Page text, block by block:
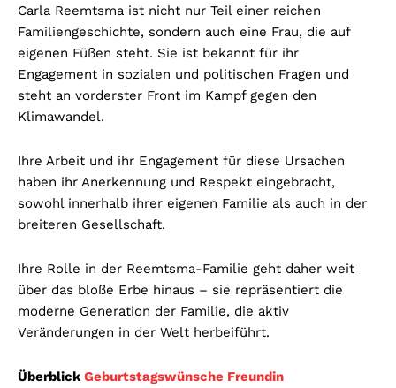
Carla Reemtsma ist nicht nur Teil einer reichen
Familiengeschichte, sondern auch eine Frau, die auf
eigenen Füßen steht. Sie ist bekannt für ihr
Engagement in sozialen und politischen Fragen und
steht an vorderster Front im Kampf gegen den
Klimawandel.
Ihre Arbeit und ihr Engagement für diese Ursachen
haben ihr Anerkennung und Respekt eingebracht,
sowohl innerhalb ihrer eigenen Familie als auch in der
breiteren Gesellschaft.
Ihre Rolle in der Reemtsma-Familie geht daher weit
über das bloße Erbe hinaus – sie repräsentiert die
moderne Generation der Familie, die aktiv
Veränderungen in der Welt herbeiführt.
Überblick Geburtstagswünsche Freundin